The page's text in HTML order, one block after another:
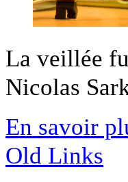
La veillée
Nicolas
En savoir
Old Links